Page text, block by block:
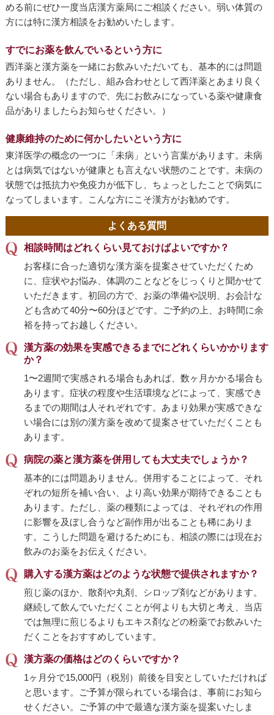
める前にぜひ一度当店漢方薬局にご相談ください。弱い体質の
方には特に漢方相談をお勧めいたします。
すでにお薬を飲んでいるという方に
西洋薬と漢方薬を一緒にお飲みいただいても、基本的には問題
ありません。（ただし、組み合わせとして西洋薬とあまり良く
ない場合もありますので、先にお飲みになっている薬や健康食
品がありましたらお知らせください。）
健康維持のために何かしたいという方に
東洋医学の概念の一つに「未病」という言葉があります。未病
とは病気ではないが健康とも言えない状態のことです。未病の
状態では抵抗力や免疫力が低下し、ちょっとしたことで病気に
なってしまいます。こんな方にこそ漢方がお勧めです。
よくある質問
相談時間はどれくらい見ておけばよいですか？
お客様に合った適切な漢方薬を提案させていただくため
に、症状やお悩み、体調のことなどをじっくりと聞かせて
いただきます。初回の方で、お薬の準備や説明、お会計な
ども含めて40分〜60分ほどです。ご予約の上、お時間に余
裕を持ってお越しください。
漢方薬の効果を実感できるまでにどれくらいかかります
か？
1〜2週間で実感される場合もあれば、数ヶ月かかる場合も
あります。症状の程度や生活環境などによって、実感でき
るまでの期間は人それぞれです。あまり効果が実感できな
い場合には別の漢方薬を改めて提案させていただくことも
あります。
病院の薬と漢方薬を併用しても大丈夫でしょうか？
基本的には問題ありません。併用することによって、それ
ぞれの短所を補い合い、より高い効果が期待できることも
あります。ただし、薬の種類によっては、それぞれの作用
に影響を及ぼし合うなど副作用が出ることも稀にありま
す。こうした問題を避けるためにも、相談の際には現在お
飲みのお薬をお伝えください。
購入する漢方薬はどのような状態で提供されますか？
煎じ薬のほか、散剤や丸剤、シロップ剤などがあります。
継続して飲んでいただくことが何よりも大切と考え、当店
では無理に煎じるよりもエキス剤などの粉薬でお飲みいた
だくことをおすすめしています。
漢方薬の価格はどのくらいですか？
1ヶ月分で15,000円（税別）前後を目安としていただければ
と思います。ご予算が限られている場合は、事前にお知ら
せください。ご予算の中で最適な漢方薬を提案いたしま